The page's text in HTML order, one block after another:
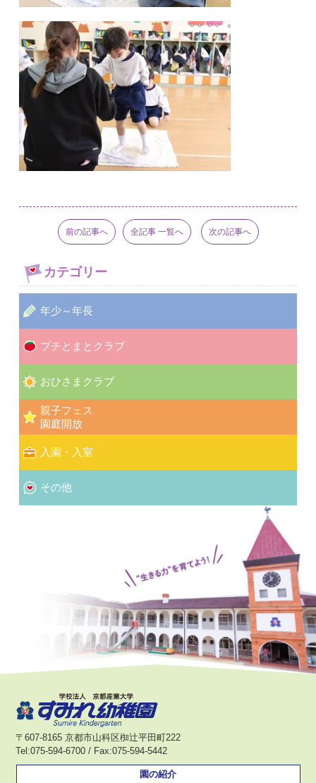
前の記事へ 全記事 一覧へ 次の記事へ
カテゴリー
年少～年長
プチとまとクラブ
おひさまクラブ
親子フェス
園庭開放
入園・入室
その他
〒607-8165 京都市山科区椥辻平田町222
Tel:075-594-6700 / Fax:075-594-5442
園の紹介